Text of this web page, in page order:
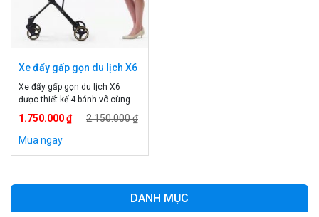
Xe đẩy gấp gọn du lịch X6
Xe đẩy gấp gọn du lịch X6
được thiết kế 4 bánh vô cùng
chắc chắn cho bé. xe dế dàng
gấp gọn khi đưa bé đi chơi, đi
du lịch. Xe đẩy trẻ em X6 có
1.750.000 ₫
2.150.000 ₫
Mua ngay
DANH MỤC